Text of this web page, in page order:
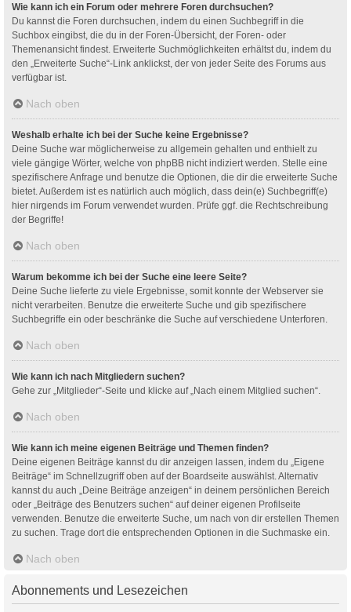
Wie kann ich ein Forum oder mehrere Foren durchsuchen?
Du kannst die Foren durchsuchen, indem du einen Suchbegriff in die
Suchbox eingibst, die du in der Foren-Übersicht, der Foren- oder
Themenansicht findest. Erweiterte Suchmöglichkeiten erhältst du, indem du
den „Erweiterte Suche“-Link anklickst, der von jeder Seite des Forums aus
verfügbar ist.
Nach oben
Weshalb erhalte ich bei der Suche keine Ergebnisse?
Deine Suche war möglicherweise zu allgemein gehalten und enthielt zu
viele gängige Wörter, welche von phpBB nicht indiziert werden. Stelle eine
spezifischere Anfrage und benutze die Optionen, die dir die erweiterte Suche
bietet. Außerdem ist es natürlich auch möglich, dass dein(e) Suchbegriff(e)
hier nirgends im Forum verwendet wurden. Prüfe ggf. die Rechtschreibung
der Begriffe!
Nach oben
Warum bekomme ich bei der Suche eine leere Seite?
Deine Suche lieferte zu viele Ergebnisse, somit konnte der Webserver sie
nicht verarbeiten. Benutze die erweiterte Suche und gib spezifischere
Suchbegriffe ein oder beschränke die Suche auf verschiedene Unterforen.
Nach oben
Wie kann ich nach Mitgliedern suchen?
Gehe zur „Mitglieder“-Seite und klicke auf „Nach einem Mitglied suchen“.
Nach oben
Wie kann ich meine eigenen Beiträge und Themen finden?
Deine eigenen Beiträge kannst du dir anzeigen lassen, indem du „Eigene
Beiträge“ im Schnellzugriff oben auf der Boardseite auswählst. Alternativ
kannst du auch „Deine Beiträge anzeigen“ in deinem persönlichen Bereich
oder „Beiträge des Benutzers suchen“ auf deiner eigenen Profilseite
verwenden. Benutze die erweiterte Suche, um nach von dir erstellen Themen
zu suchen. Trage dort die entsprechenden Optionen in die Suchmaske ein.
Nach oben
Abonnements und Lesezeichen